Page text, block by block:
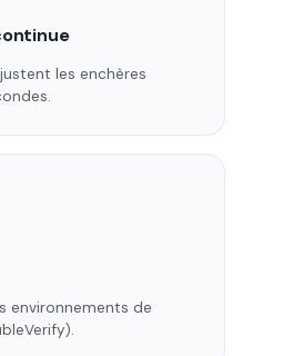
les enchères
environnements de